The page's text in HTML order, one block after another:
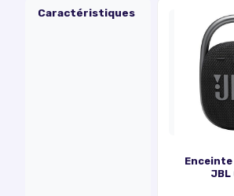
Caractéristiques
JBL